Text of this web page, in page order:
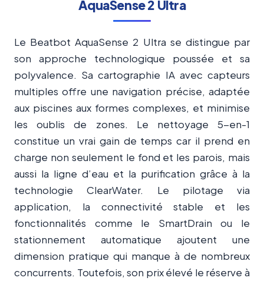
000 gallons d’eau 4 fois plus rapidement que les
l’utilisation de produits chimiques.
AquaSense 2 Ultra
Le Beatbot AquaSense 2 Ultra se distingue par
son approche technologique poussée et sa
polyvalence. Sa cartographie IA avec capteurs
multiples offre une navigation précise, adaptée
aux piscines aux formes complexes, et minimise
les oublis de zones. Le nettoyage 5-en-1
constitue un vrai gain de temps car il prend en
charge non seulement le fond et les parois, mais
aussi la ligne d’eau et la purification grâce à la
technologie ClearWater. Le pilotage via
application, la connectivité stable et les
fonctionnalités comme le SmartDrain ou le
stationnement automatique ajoutent une
dimension pratique qui manque à de nombreux
concurrents. Toutefois, son prix élevé le réserve à